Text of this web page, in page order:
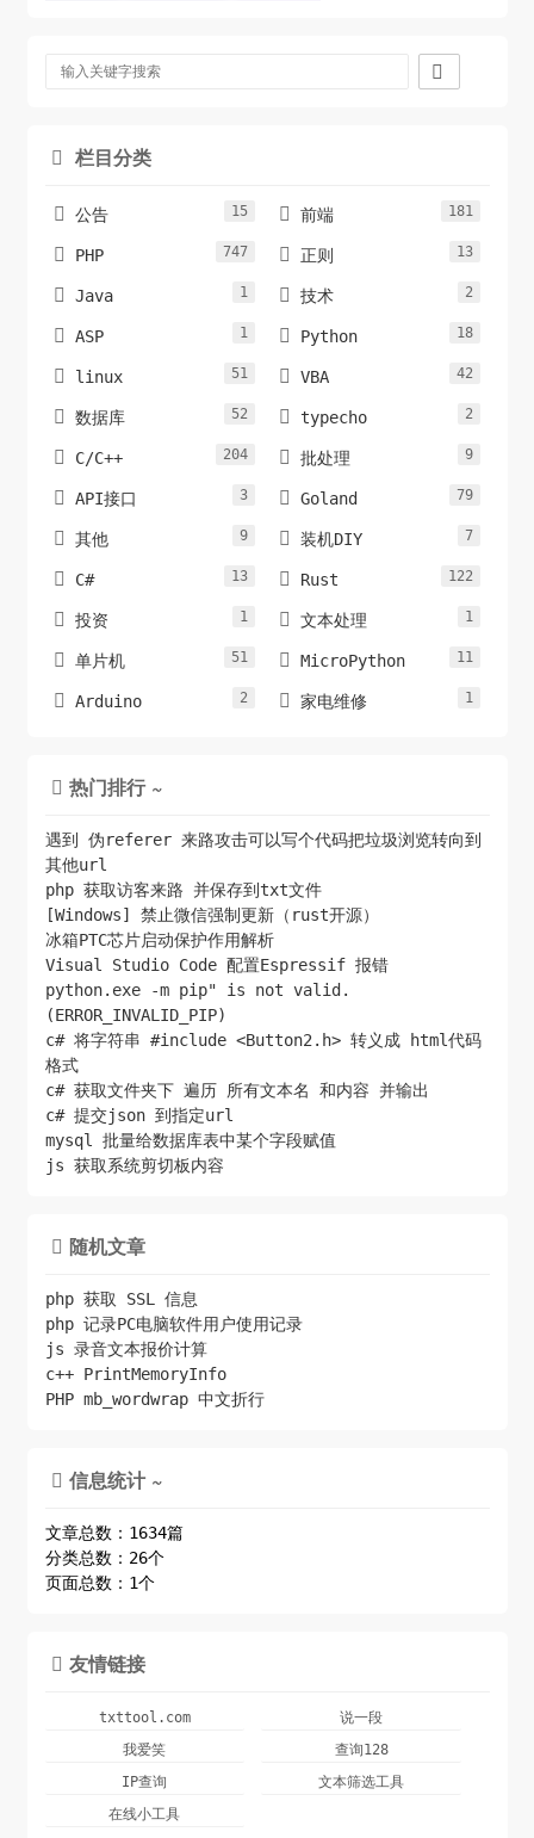

 栏目分类
 公告 15  前端 181
 PHP 747  正则 13
 Java 1  技术 2
 ASP 1  Python 18
 linux 51  VBA 42
 数据库 52  typecho 2
 C/C++ 204  批处理 9
 API接口 3  Goland 79
 其他 9  装机DIY 7
 C# 13  Rust 122
 投资 1  文本处理 1
 单片机 51  MicroPython 11
 Arduino 2  家电维修 1
 热门排行 ~
遇到 伪referer 来路攻击可以写个代码把垃圾浏览转向到
其他url
php 获取访客来路 并保存到txt文件
[Windows] 禁止微信强制更新（rust开源）
冰箱PTC芯片启动保护作用解析
Visual Studio Code 配置Espressif 报错
python.exe -m pip" is not valid.
(ERROR_INVALID_PIP)
c# 将字符串 #include <Button2.h> 转义成 html代码
格式
c# 获取文件夹下 遍历 所有文本名 和内容 并输出
c# 提交json 到指定url
mysql 批量给数据库表中某个字段赋值
js 获取系统剪切板内容
 随机文章
php 获取 SSL 信息
php 记录PC电脑软件用户使用记录
js 录音文本报价计算
c++ PrintMemoryInfo
PHP mb_wordwrap 中文折行
 信息统计 ~
文章总数：1634篇
分类总数：26个
页面总数：1个
 友情链接
txttool.com
说一段
我爱笑
查询128
IP查询
文本筛选工具
在线小工具